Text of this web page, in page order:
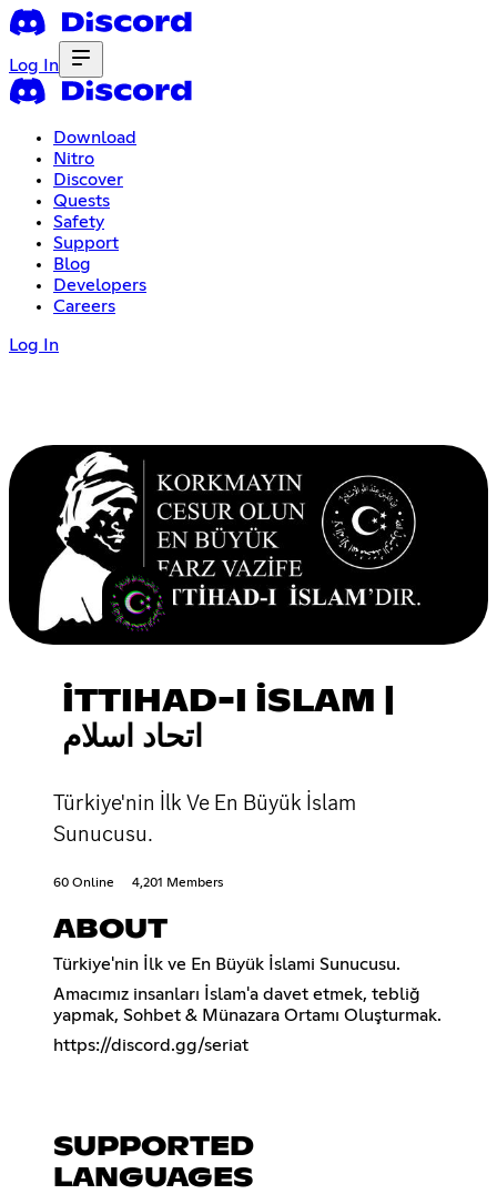
Log In
Download
Nitro
Discover
Quests
Safety
Support
Blog
Developers
Careers
Log In
İTTIHAD-I İSLAM |
اتحاد اسلام
Türkiye'nin İlk Ve En Büyük İslam
Sunucusu.
60 Online 4,201 Members
ABOUT
Türkiye'nin İlk ve En Büyük İslami Sunucusu.
Amacımız insanları İslam'a davet etmek, tebliğ
yapmak, Sohbet & Münazara Ortamı Oluşturmak.
https://discord.gg/seriat
SUPPORTED
LANGUAGES